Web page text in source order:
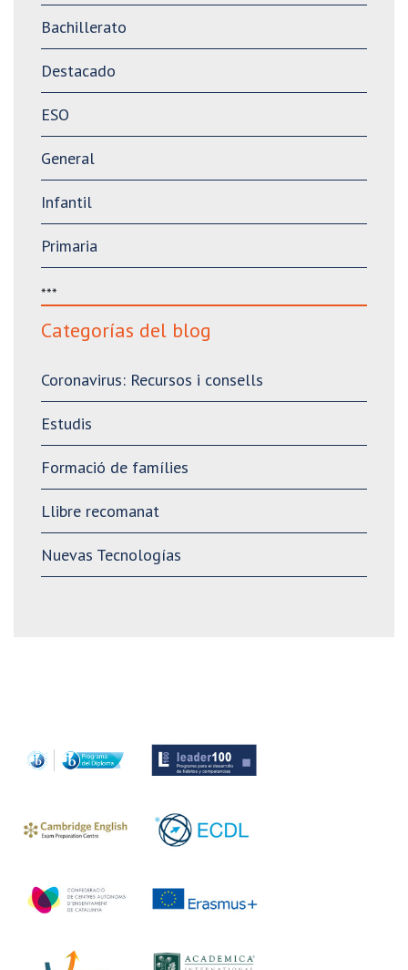
Bachillerato
Destacado
ESO
General
Infantil
Primaria
***
Categorías del blog
Coronavirus: Recursos i consells
Estudis
Formació de famílies
Llibre recomanat
Nuevas Tecnologías